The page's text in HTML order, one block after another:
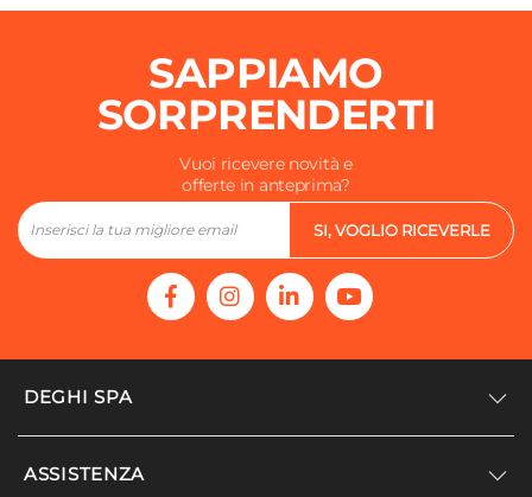
Materiale Copri WC
Termoindurente
Materiale Cerniere Copri WC
Colore Copri WC
Bianco
SAPPIAMO
SORPRENDERTI
Vuoi ricevere novità e
offerte in anteprima?
SI, VOGLIO RICEVERLE
DEGHI SPA
Accedi/Registrati
ASSISTENZA